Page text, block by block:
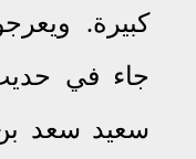
كبيرة.
جاء في
سعيد سعد